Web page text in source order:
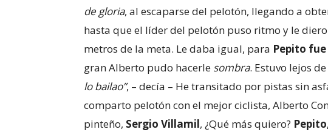
de gloria, al escaparse del pelotón, llegando a
hasta que el líder del pelotón puso ritmo y le
metros de la meta. Le daba igual, para Pepito
gran Alberto pudo hacerle sombra. Estuvo lejos
lo bailao”, – decía – He transitado por pistas sin
comparto pelotón con el mejor ciclista, Alberto
pinteño, Sergio Villamil, ¿Qué más quiero?